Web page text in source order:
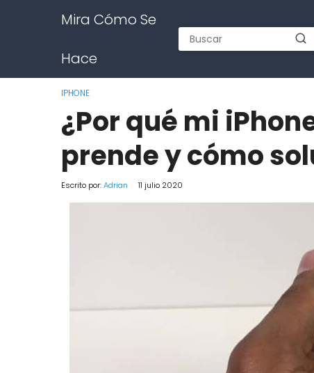
Mira Cómo Se
Hace
IPHONE
¿Por qué mi
prende y cómo
Escrito por:Adrian 11 julio 2020